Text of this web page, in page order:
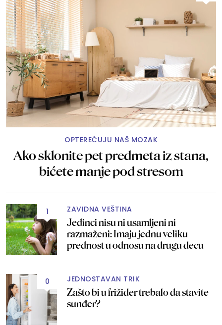
OPTEREĆUJU NAŠ MOZAK
Ako sklonite pet predmeta iz stana,
bićete manje pod stresom
1 ZAVIDNA VEŠTINA
Jedinci nisu ni usamljeni ni
razmaženi: Imaju jednu veliku
prednost u odnosu na drugu decu
0 JEDNOSTAVAN TRIK
Zašto bi u frižider trebalo da stavite
sunđer?